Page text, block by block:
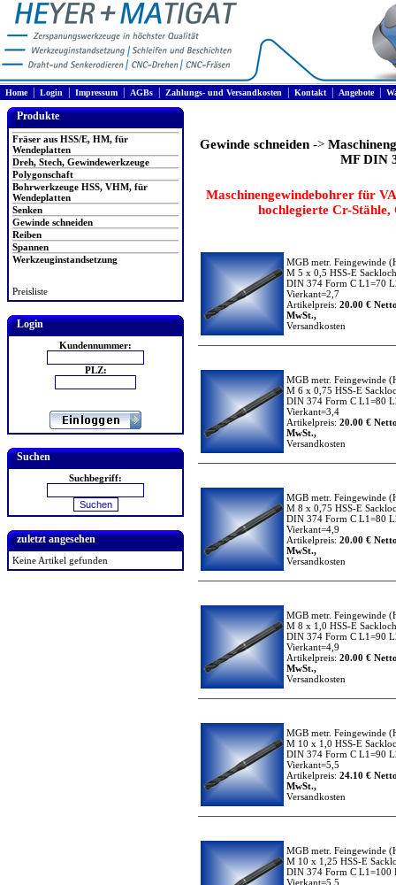
Home| Login Impressum AGBs Zahlungs- und Versandkosten Kontakt| Angebote|
Produkte
Fräser aus HSS/E, HM, für
Wendeplatten
Dreh, Stech, Gewindewerkzeuge
Polygonschaft
Bohrwerkzeuge HSS, VHM, für
Wendeplatten
Senken
Gewinde schneiden
Reiben
Spannen
Werkzeuginstandsetzung
Preisliste
Login
Kundennummer:
PLZ:
Suchen
Suchbegriff:
zuletzt angesehen
Keine Artikel gefunden
Gewinde schneiden ->
MF DIN
Maschinengewindebohrer für
hochlegierte Cr-
MGB metr. Feingewinde
M 5 x 0,5 HSS-E Sackloch
DIN 374 Form C L1=70
Vierkant=2,7
Artikelpreis: 20.00 €
MwSt.,
Versandkosten
MGB metr. Feingewinde
M 6 x 0,75 HSS-E
DIN 374 Form C L1=80
Vierkant=3,4
Artikelpreis: 20.00 €
MwSt.,
Versandkosten
MGB metr. Feingewinde
M 8 x 0,75 HSS-E
DIN 374 Form C L1=80
Vierkant=4,9
Artikelpreis: 20.00 €
MwSt.,
Versandkosten
MGB metr. Feingewinde
M 8 x 1,0 HSS-E Sackloch
DIN 374 Form C L1=90
Vierkant=4,9
Artikelpreis: 20.00 €
MwSt.,
Versandkosten
MGB metr. Feingewinde
M 10 x 1,0 HSS-E
DIN 374 Form C L1=90
Vierkant=5,5
Artikelpreis: 24.10 €
MwSt.,
Versandkosten
MGB metr. Feingewinde
M 10 x 1,25 HSS-E
DIN 374 Form C L1=100
Vierkant=5,5